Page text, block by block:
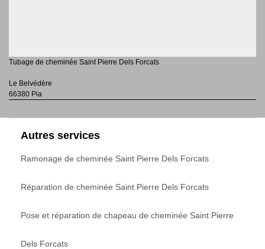
Tubage de cheminée Saint Pierre Dels Forcats
Le Belvédère
66380 Pia
Autres services
Ramonage de cheminée Saint Pierre Dels Forcats
Réparation de cheminée Saint Pierre Dels Forcats
Pose et réparation de chapeau de cheminée Saint Pierre
Dels Forcats